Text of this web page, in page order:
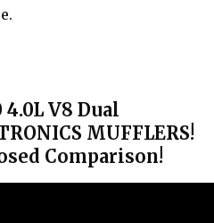
4.0L V8 Dual
MUFFLERS!
Comparison!